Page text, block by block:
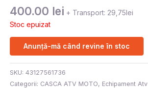
400.00 lei + Transport: 29,75lei
Stoc epuizat
Anunță-mă când revine în stoc
SKU: 43127561736
Categorii: CASCA ATV MOTO, Echipament Atv